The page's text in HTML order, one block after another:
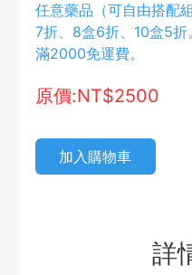
任意藥品（可自由搭配
7折、8盒6折、10盒5折
滿2000免運費。
原價:NT$2500
加入購物車
詳